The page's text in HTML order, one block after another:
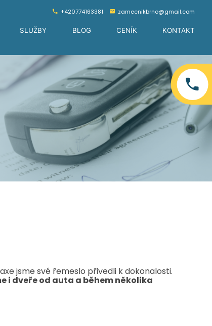
+420774163381 zamecnikbrno@gmail.com
SLUŽBY BLOG CENÍK KONTAKT
jsme své řemeslo přivedli k dokonalosti.
i dveře od auta a během několika